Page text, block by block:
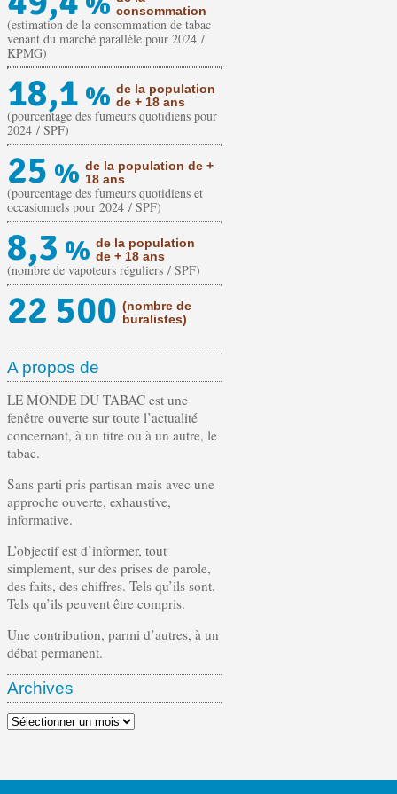
consommation
(estimation de la consommation de tabac
venant du marché parallèle pour 2024 /
KPMG)
18,1 % de la population
de + 18 ans
(pourcentage des fumeurs quotidiens pour
2024 / SPF)
25 % de la population de +
18 ans
(pourcentage des fumeurs quotidiens et
occasionnels pour 2024 / SPF)
8,3 % de la population
de + 18 ans
(nombre de vapoteurs réguliers / SPF)
22 500 (nombre de
buralistes)
A propos de
LE MONDE DU TABAC est une
fenêtre ouverte sur toute l’actualité
concernant, à un titre ou à un autre, le
tabac.
Sans parti pris partisan mais avec une
approche ouverte, exhaustive,
informative.
L’objectif est d’informer, tout
simplement, sur des prises de parole,
des faits, des chiffres. Tels qu’ils sont.
Tels qu’ils peuvent être compris.
Une contribution, parmi d’autres, à un
débat permanent.
Archives
Archives